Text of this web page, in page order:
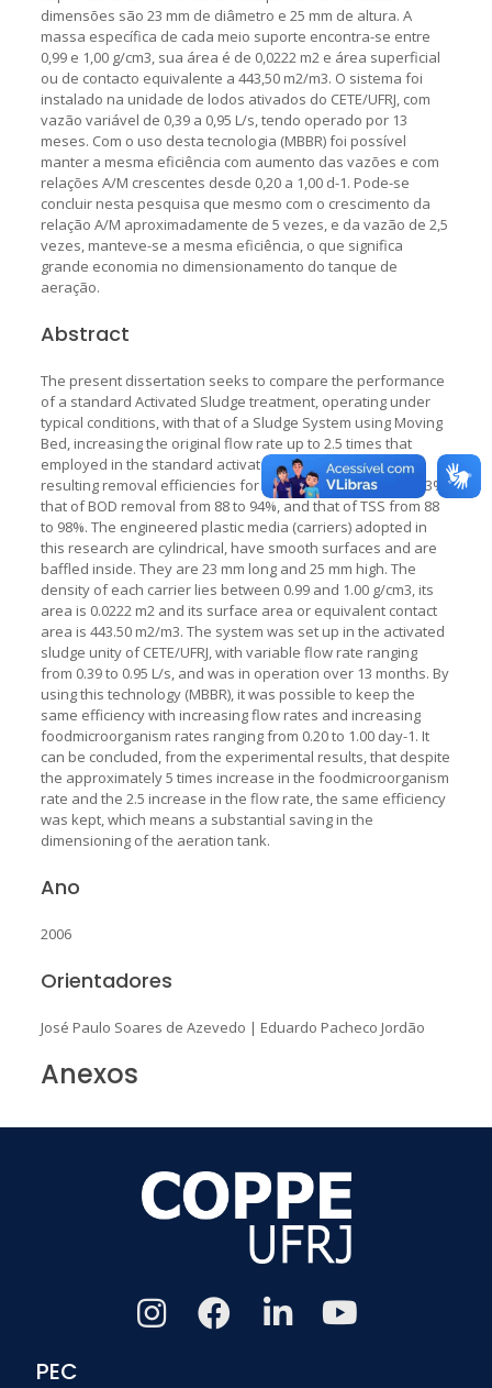
dimensões são 23 mm de diâmetro e 25 mm de altura. A
massa específica de cada meio suporte encontra-se entre
0,99 e 1,00 g/cm3, sua área é de 0,0222 m2 e área superficial
ou de contacto equivalente a 443,50 m2/m3. O sistema foi
instalado na unidade de lodos ativados do CETE/UFRJ, com
vazão variável de 0,39 a 0,95 L/s, tendo operado por 13
meses. Com o uso desta tecnologia (MBBR) foi possível
manter a mesma eficiência com aumento das vazões e com
relações A/M crescentes desde 0,20 a 1,00 d-1. Pode-se
concluir nesta pesquisa que mesmo com o crescimento da
relação A/M aproximadamente de 5 vezes, e da vazão de 2,5
vezes, manteve-se a mesma eficiência, o que significa
grande economia no dimensionamento do tanque de
aeração.
Abstract
The present dissertation seeks to compare the performance
of a standard Activated Sludge treatment, operating under
typical conditions, with that of a Sludge System using Moving
Bed, increasing the original flow rate up to 2.5 times that
employed in the standard activated sludge treatment. The
resulting removal efficiencies for COD ranged from 88 to 93%,
that of BOD removal from 88 to 94%, and that of TSS from 88
to 98%. The engineered plastic media (carriers) adopted in
this research are cylindrical, have smooth surfaces and are
baffled inside. They are 23 mm long and 25 mm high. The
density of each carrier lies between 0.99 and 1.00 g/cm3, its
area is 0.0222 m2 and its surface area or equivalent contact
area is 443.50 m2/m3. The system was set up in the activated
sludge unity of CETE/UFRJ, with variable flow rate ranging
from 0.39 to 0.95 L/s, and was in operation over 13 months. By
using this technology (MBBR), it was possible to keep the
same efficiency with increasing flow rates and increasing
foodmicroorganism rates ranging from 0.20 to 1.00 day-1. It
can be concluded, from the experimental results, that despite
the approximately 5 times increase in the foodmicroorganism
rate and the 2.5 increase in the flow rate, the same efficiency
was kept, which means a substantial saving in the
dimensioning of the aeration tank.
Ano
2006
Orientadores
José Paulo Soares de Azevedo | Eduardo Pacheco Jordão
Anexos
PEC